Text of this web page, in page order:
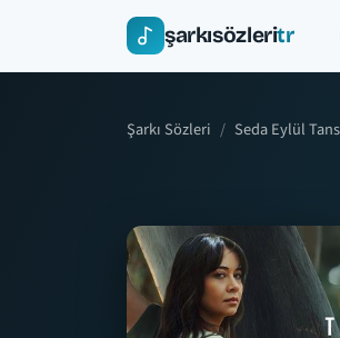
şarkısözleritr
Şarkı Sözleri Seda Eylül